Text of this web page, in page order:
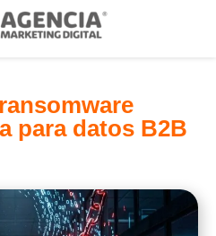
para datos B2B